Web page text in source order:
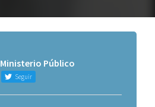
Ministerio Público
Seguir